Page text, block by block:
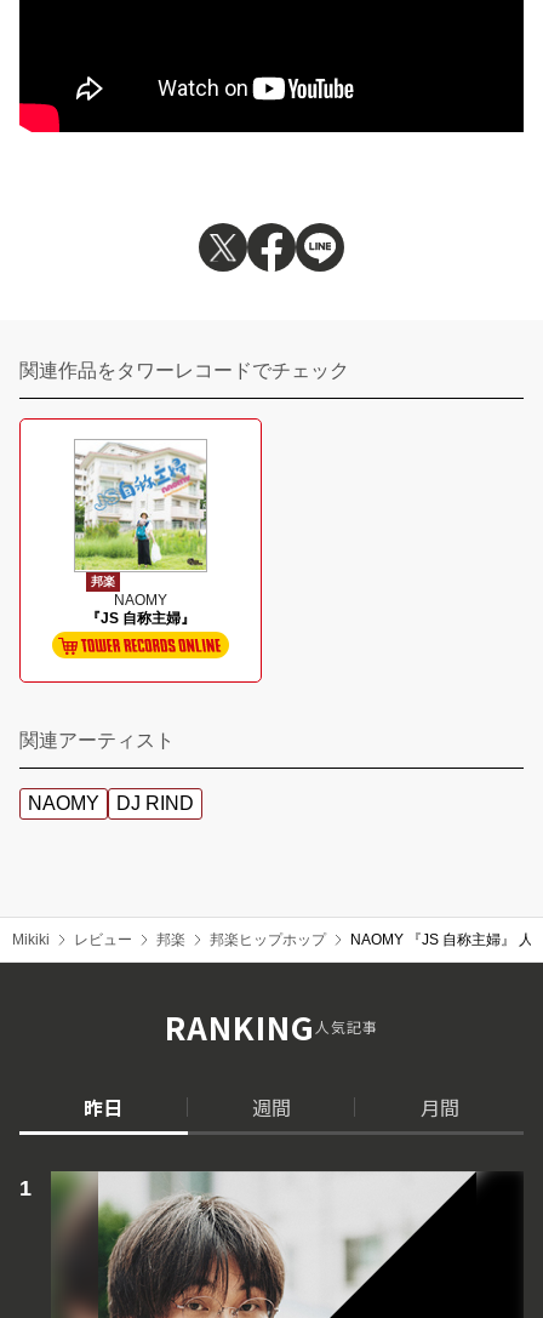
関連作品をタワーレコードでチェック
邦楽
NAOMY
『JS 自称主婦』
関連アーティスト
NAOMY DJ RIND
Mikiki レビュー 邦楽 邦楽ヒップホップ NAOMY 『JS 自称主婦』 人
RANKING人気記事
昨日 週間 月間